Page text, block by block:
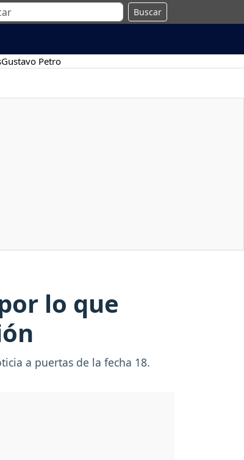
Buscar
Gustavo Petro
lo que
a puertas de la fecha 18.